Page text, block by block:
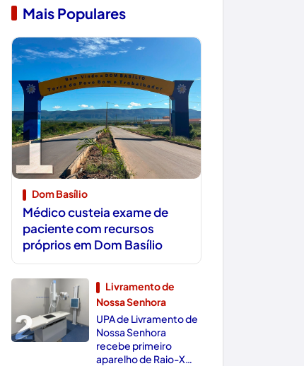
Mais Populares
1
Dom Basílio
Médico custeia exame de
paciente com recursos
próprios em Dom Basílio
2
Livramento de
Nossa Senhora
UPA de Livramento de
Nossa Senhora
recebe primeiro
aparelho de Raio-X